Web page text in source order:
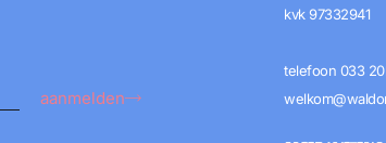
aanmelden
kvk 97332941
telefoon 033